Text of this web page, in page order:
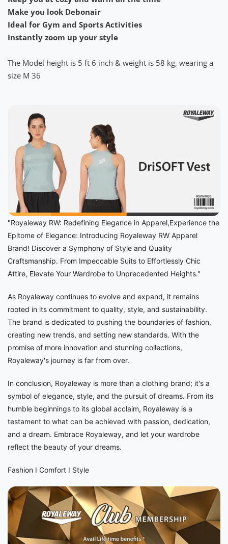
Make you look Debonair
Ideal for Gym and Sports Activities
Instantly zoom up your style
The Model height is 5 ft 6 inch & weight is 58 kg, wearing a
size M 36
"Royaleway RW: Redefining Elegance in Apparel,Experience the
Epitome of Elegance: Introducing Royaleway RW Apparel
Brand! Discover a Symphony of Style and Quality
Craftsmanship. From Impeccable Suits to Effortlessly Chic
Attire, Elevate Your Wardrobe to Unprecedented Heights."
As Royaleway continues to evolve and expand, it remains
rooted in its commitment to quality, style, and sustainability.
The brand is dedicated to pushing the boundaries of fashion,
creating new trends, and setting new standards. With the
promise of more innovation and stunning collections,
Royaleway's journey is far from over.
In conclusion, Royaleway is more than a clothing brand; it's a
symbol of elegance, style, and the pursuit of dreams. From its
humble beginnings to its global acclaim, Royaleway is a
testament to what can be achieved with passion, dedication,
and a dream. Embrace Royaleway, and let your wardrobe
reflect the beauty of your dreams.
Fashion I Comfort I Style